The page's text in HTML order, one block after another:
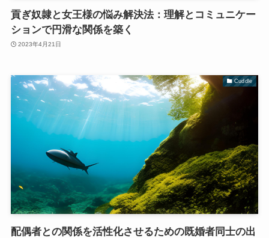
貢ぎ奴隷と女王様の悩み解決法：理解とコミュニケー
ションで円滑な関係を築く
2023年4月21日
Cuddle
配偶者との関係を活性化させるための既婚者同士の出